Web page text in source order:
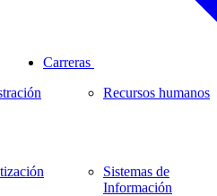
Carreras
Recursos humanos
Sistemas de
Información